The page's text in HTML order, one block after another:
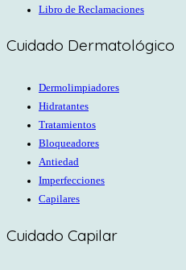
Libro de Reclamaciones
Cuidado Dermatológico
Dermolimpiadores
Hidratantes
Tratamientos
Bloqueadores
Antiedad
Imperfecciones
Capilares
Cuidado Capilar